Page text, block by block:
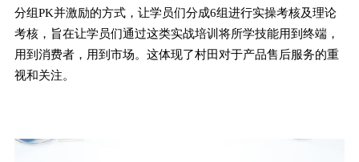
分组PK并激励的方式，让学员们分成6组进行实操考核及理论
考核，旨在让学员们通过这类实战培训将所学技能用到终端，
用到消费者，用到市场。这体现了村田对于产品售后服务的重
视和关注。